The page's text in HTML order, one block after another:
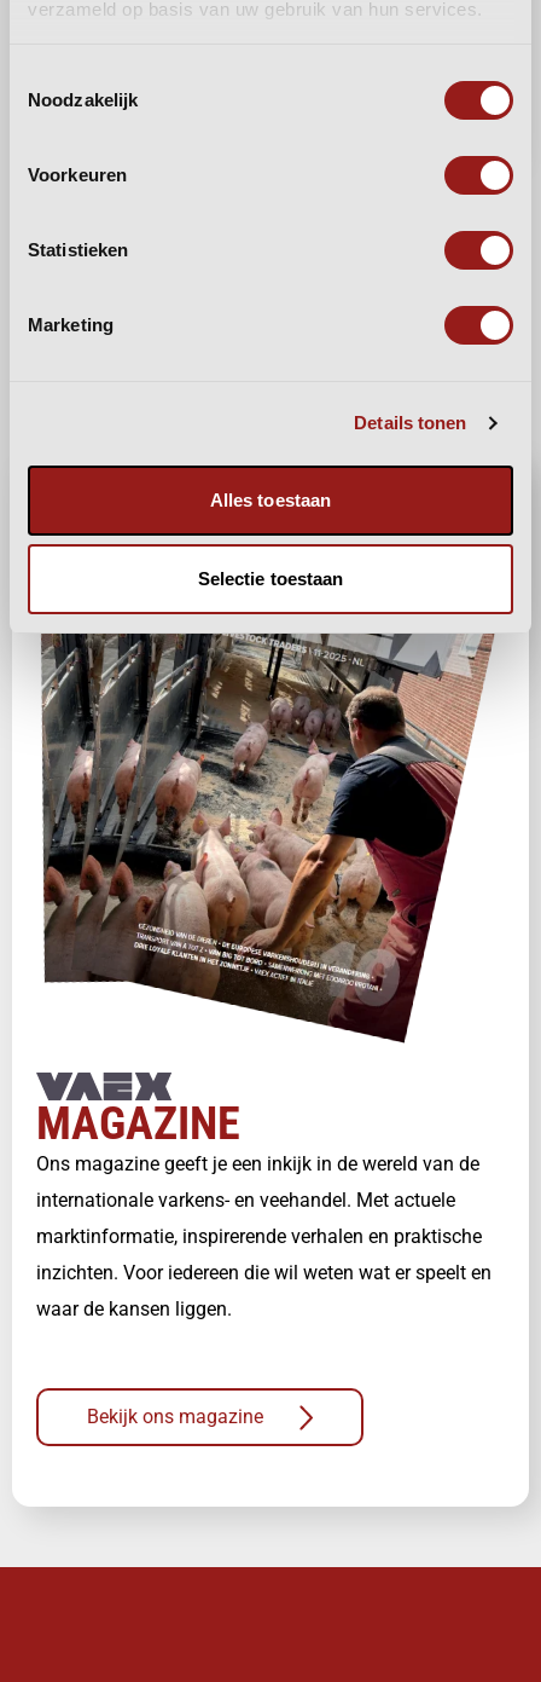
verzameld op basis van uw gebruik van hun services.
Noodzakelijk
Voorkeuren
Statistieken
Marketing
Details tonen
Alles toestaan
Selectie toestaan
naar Oost-Europa, bij VAEX weet je waar je aan
VOLGENDE
MAGAZINE
Ons magazine geeft je een inkijk in de wereld van de
internationale varkens- en veehandel. Met actuele
marktinformatie, inspirerende verhalen en praktische
inzichten. Voor iedereen die wil weten wat er speelt en
waar de kansen liggen.
Bekijk ons magazine